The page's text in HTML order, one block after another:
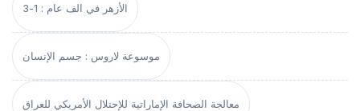
الأزهر في الف عام : 1-3
موسوعة لاروس : جسم الإنسان
معالجة الصحافة الإماراتية للإحتلال الأمريكي للعراق